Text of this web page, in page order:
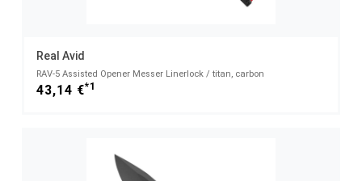
Real Avid
RAV-5 Assisted Opener Messer Linerlock / titan, carbon
43,14 €*1